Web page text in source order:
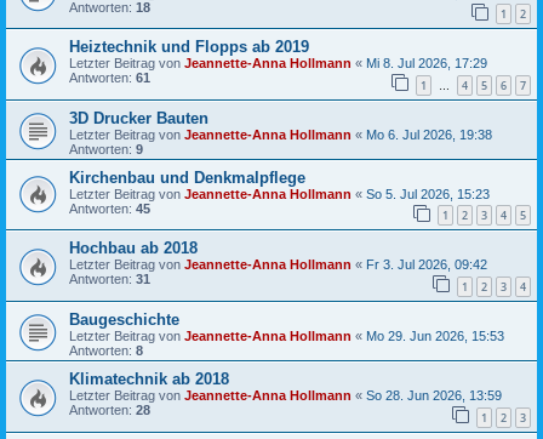
Antworten: 18 1 2
Heiztechnik und Flopps ab 2019
Letzter Beitrag von Jeannette-Anna Hollmann « Mi 8. Jul 2026, 17:29
Antworten: 61 1 … 4 5 6 7
3D Drucker Bauten
Letzter Beitrag von Jeannette-Anna Hollmann « Mo 6. Jul 2026, 19:38
Antworten: 9
Kirchenbau und Denkmalpflege
Letzter Beitrag von Jeannette-Anna Hollmann « So 5. Jul 2026, 15:23
Antworten: 45 1 2 3 4 5
Hochbau ab 2018
Letzter Beitrag von Jeannette-Anna Hollmann « Fr 3. Jul 2026, 09:42
Antworten: 31 1 2 3 4
Baugeschichte
Letzter Beitrag von Jeannette-Anna Hollmann « Mo 29. Jun 2026, 15:53
Antworten: 8
Klimatechnik ab 2018
Letzter Beitrag von Jeannette-Anna Hollmann « So 28. Jun 2026, 13:59
Antworten: 28 1 2 3